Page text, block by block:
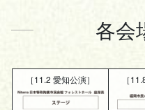
各会
［11.2 愛知公演］ ［